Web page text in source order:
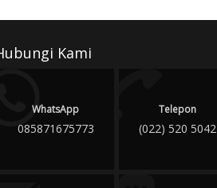
Kami
WhatsApp
085871675773
Telepon
(022) 520 5042